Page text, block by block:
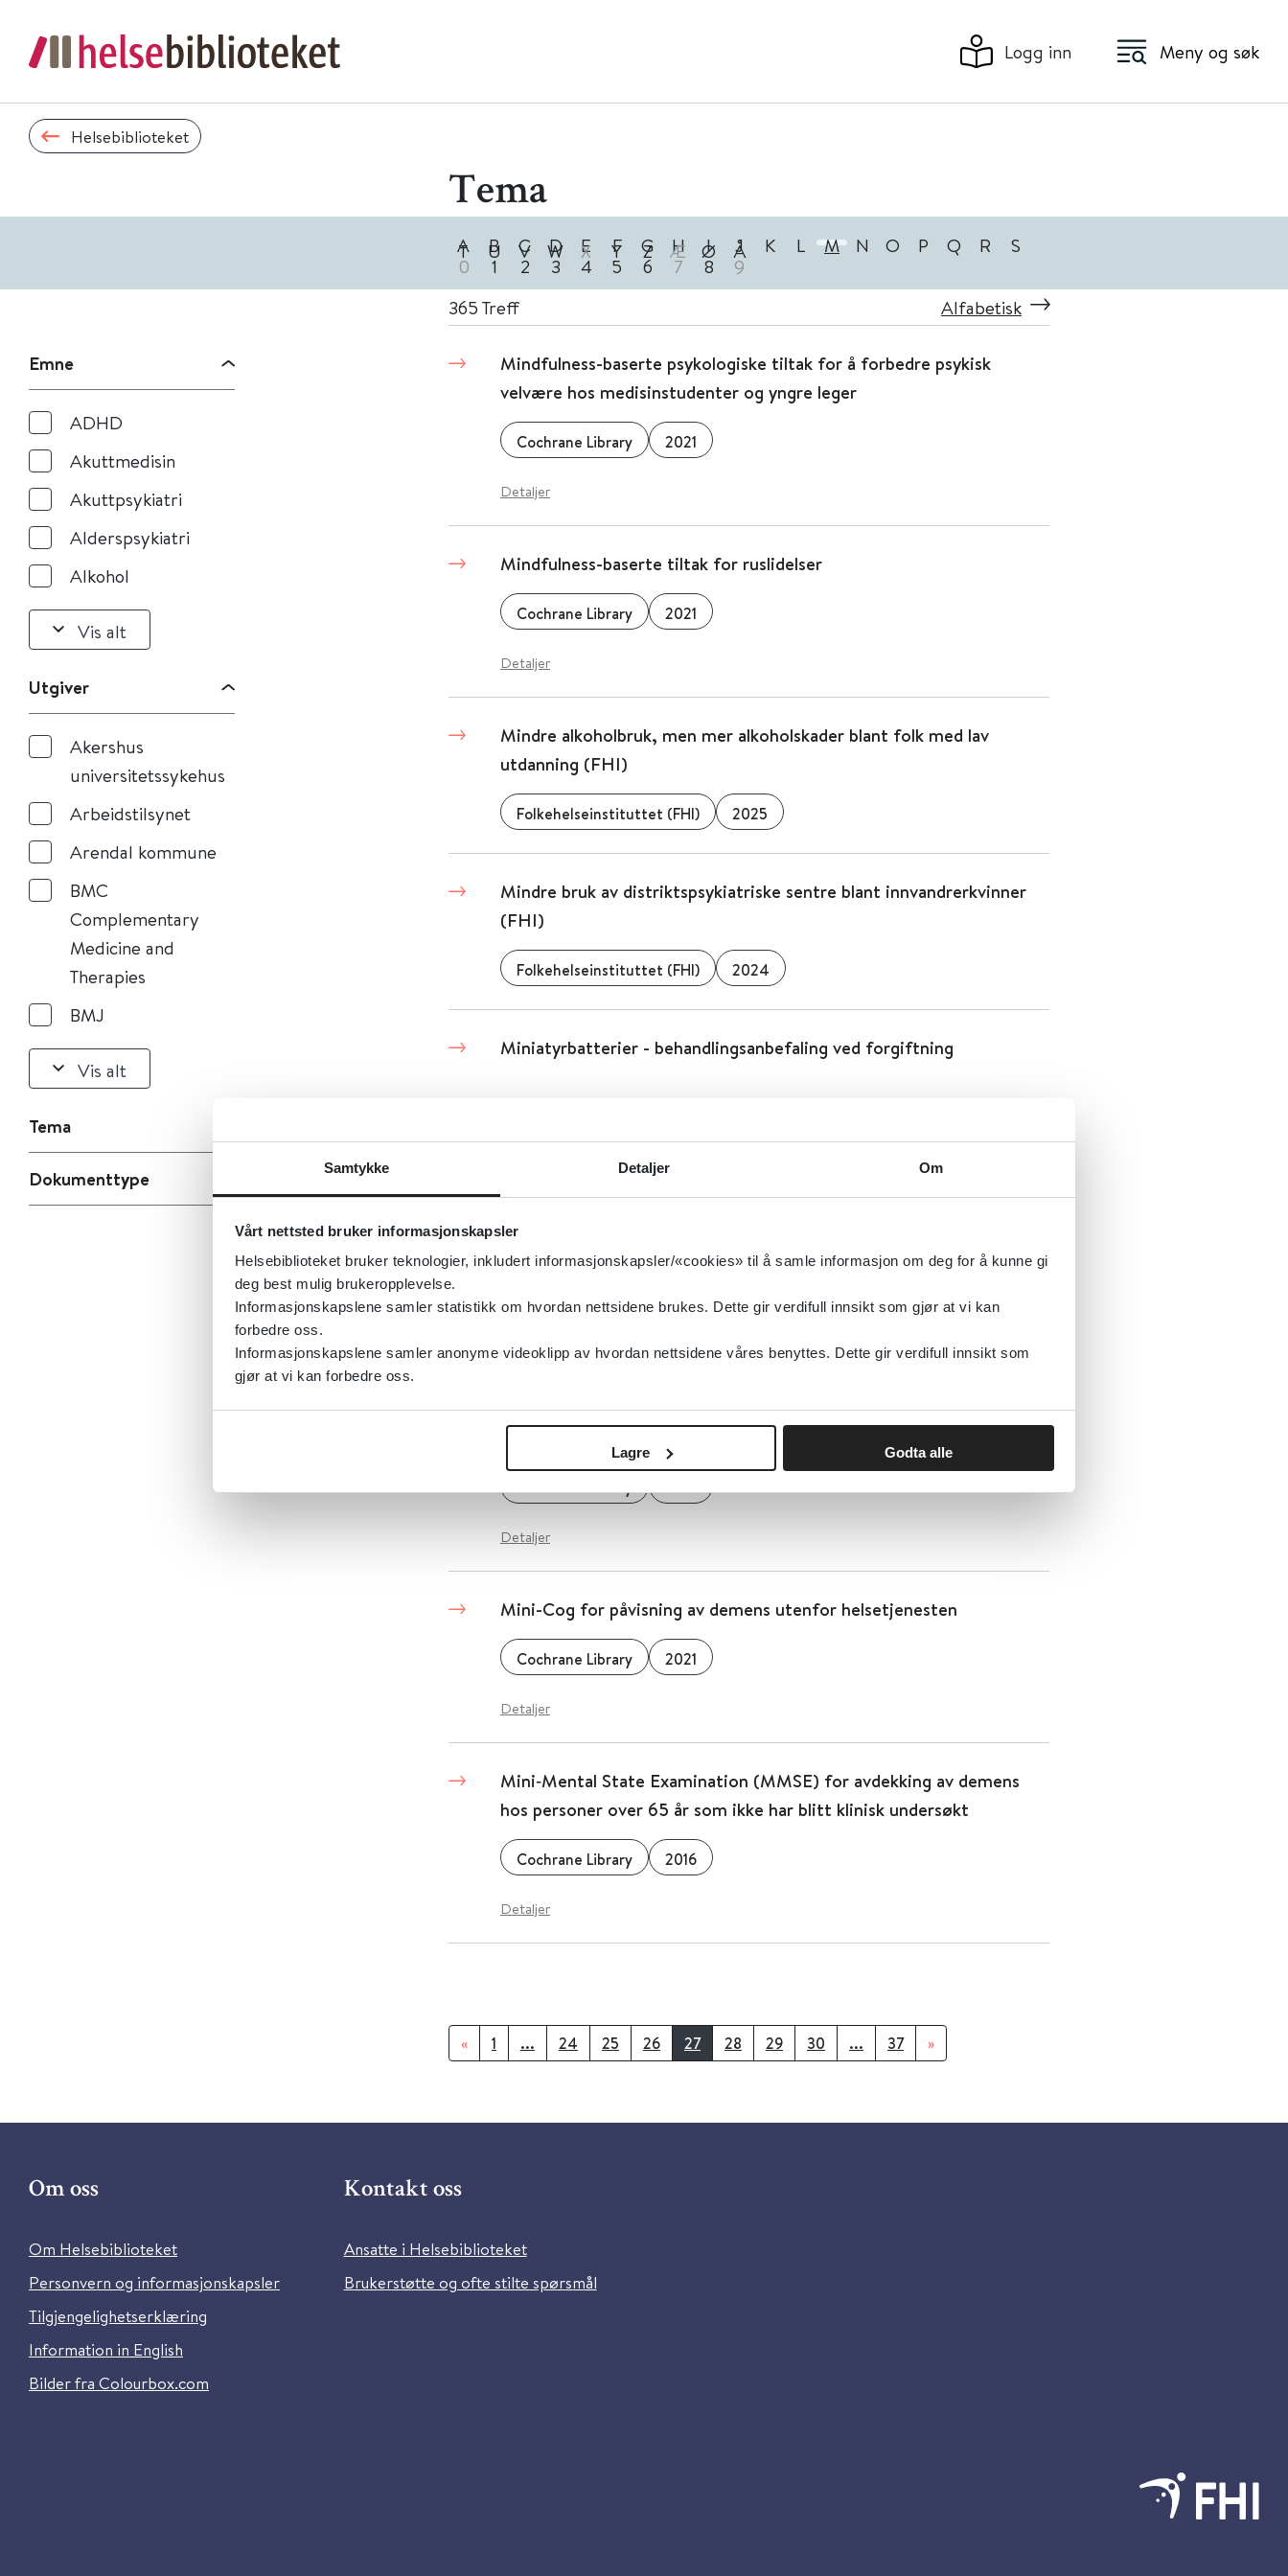
Samtykke Detaljer Om
Vårt nettsted bruker informasjonskapsler
Helsebiblioteket bruker teknologier, inkludert informasjonskapsler/«cookies» til å samle informasjon om deg for å kunne gi
deg best mulig brukeropplevelse.
Informasjonskapslene samler statistikk om hvordan nettsidene brukes. Dette gir verdifull innsikt som gjør at vi kan
forbedre oss.
Informasjonskapslene samler anonyme videoklipp av hvordan nettsidene våres benyttes. Dette gir verdifull innsikt som
gjør at vi kan forbedre oss.
Lagre Godta alle
Logg inn Meny og søk
Helsebiblioteket
Tema
A B C D E F G H I J K L M N O P Q R S
T U V W X Y Z Æ Ø Å
0 1 2 3 4 5 6 7 8 9
Emne
ADHD
Akuttmedisin
Akuttpsykiatri
Alderspsykiatri
Alkohol
Vis alt
Utgiver
Akershus
universitetssykehus
Arbeidstilsynet
Arendal kommune
BMC
Complementary
Medicine and
Therapies
BMJ
Vis alt
Tema
Dokumenttype
365 Treff Alfabetisk
Mindfulness-baserte psykologiske tiltak for å forbedre psykisk
velvære hos medisinstudenter og yngre leger
Cochrane Library 2021
Detaljer
Mindfulness-baserte tiltak for ruslidelser
Cochrane Library 2021
Detaljer
Mindre alkoholbruk, men mer alkoholskader blant folk med lav
utdanning (FHI)
Folkehelseinstituttet (FHI) 2025
Mindre bruk av distriktspsykiatriske sentre blant innvandrerkvinner
(FHI)
Folkehelseinstituttet (FHI) 2024
Miniatyrbatterier - behandlingsanbefaling ved forgiftning
Minipiller er mer effektive enn tidligere antatt
Mini-Cog for påvisning av demens i primærhelsetjenesten
Cochrane Library 2021
Cochrane Library 2021
Detaljer
Mini-Cog for påvisning av demens utenfor helsetjenesten
Cochrane Library 2021
Detaljer
Mini‐Mental State Examination (MMSE) for avdekking av demens
hos personer over 65 år som ikke har blitt klinisk undersøkt
Cochrane Library 2016
Detaljer
« 1 ... 24 25 26 27 28 29 30 ... 37 »
Om oss
Om Helsebiblioteket
Personvern og informasjonskapsler
Tilgjengelighetserklæring
Information in English
Bilder fra Colourbox.com
Kontakt oss
Ansatte i Helsebiblioteket
Brukerstøtte og ofte stilte spørsmål